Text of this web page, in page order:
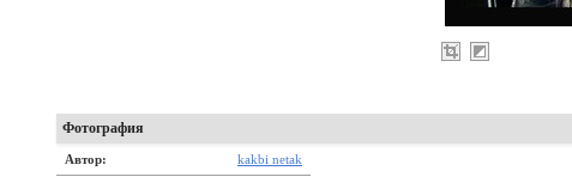
Фотография
Автор: kakbi netak